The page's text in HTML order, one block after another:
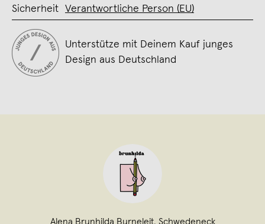
Sicherheit Verantwortliche Person (EU)
Unterstütze mit Deinem Kauf junges
Design aus Deutschland
Alena Brunhilda Burneleit, Schwedeneck